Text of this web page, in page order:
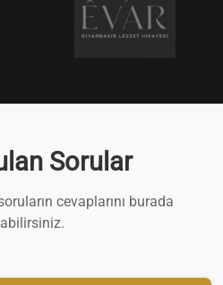
Sorular
cevaplarını burada